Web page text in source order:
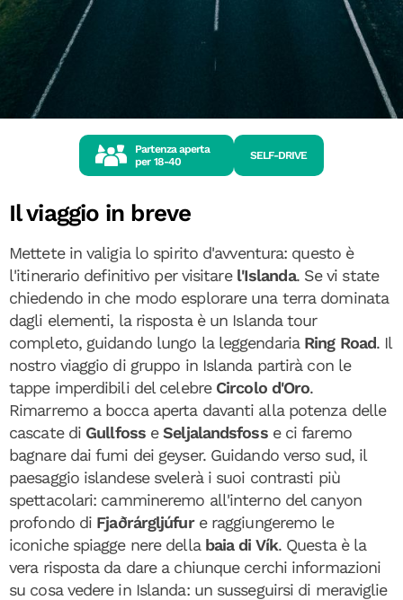
Partenza aperta
per 18-40
SELF-DRIVE
Il viaggio in breve
Mettete in valigia lo spirito d'avventura: questo è
l'itinerario definitivo per visitare l'Islanda. Se vi state
chiedendo in che modo esplorare una terra dominata
dagli elementi, la risposta è un Islanda tour
completo, guidando lungo la leggendaria Ring Road. Il
nostro viaggio di gruppo in Islanda partirà con le
tappe imperdibili del celebre Circolo d'Oro.
Rimarremo a bocca aperta davanti alla potenza delle
cascate di Gullfoss eSeljalandsfoss e ci faremo
bagnare dai fumi dei geyser. Guidando verso sud, il
paesaggio islandese svelerà i suoi contrasti più
spettacolari: cammineremo all'interno del canyon
profondo di Fjaðrárgljúfure raggiungeremo le
iconiche spiagge nere della baia di Vík. Questa è la
vera risposta da dare a chiunque cerchi informazioni
su cosa vedere in Islanda: un susseguirsi di meraviglie